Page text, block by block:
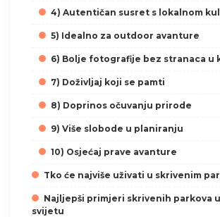
4) Autentičan susret s lokalnom
5) Idealno za outdoor avanture
6) Bolje fotografije bez stranaca u
7) Doživljaj koji se pamti
8) Doprinos očuvanju prirode
9) Više slobode u planiranju
10) Osjećaj prave avanture
Tko će najviše uživati u skrivenim
Najljepši primjeri skrivenih parkova
svijetu